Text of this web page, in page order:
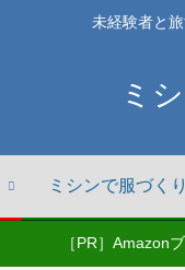
未経験者と
ミ
ミシンで服づくり
［PR］Amazon